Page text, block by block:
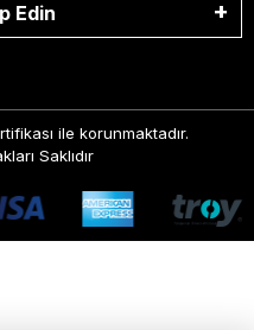
Edin
ile korunmaktadır.
Saklıdır